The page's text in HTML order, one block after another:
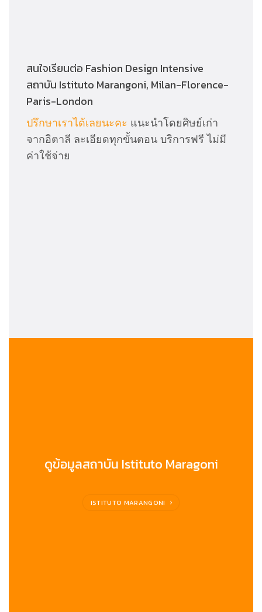
สนใจเรียนต่อ Fashion Design Intensive
สถาบัน Istituto Marangoni, Milan-Florence-
Paris-London
ปรึกษาเราได้เลยนะคะ แนะนำโดยศิษย์เก่า
จากอิตาลี ละเอียดทุกขั้นตอน บริการฟรี ไม่มี
ค่าใช้จ่าย
ดูข้อมูลสถาบัน Istituto Maragoni
ISTITUTO MARANGONI